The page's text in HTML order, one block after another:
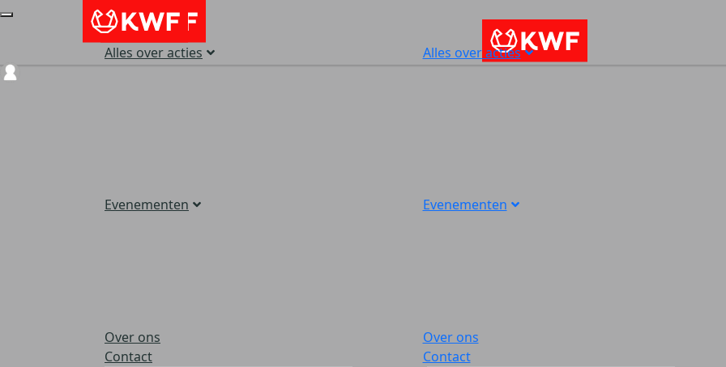
Alles over acties
Evenementen
Over ons
Contact
Alles over acties
Evenementen
Over ons
Contact